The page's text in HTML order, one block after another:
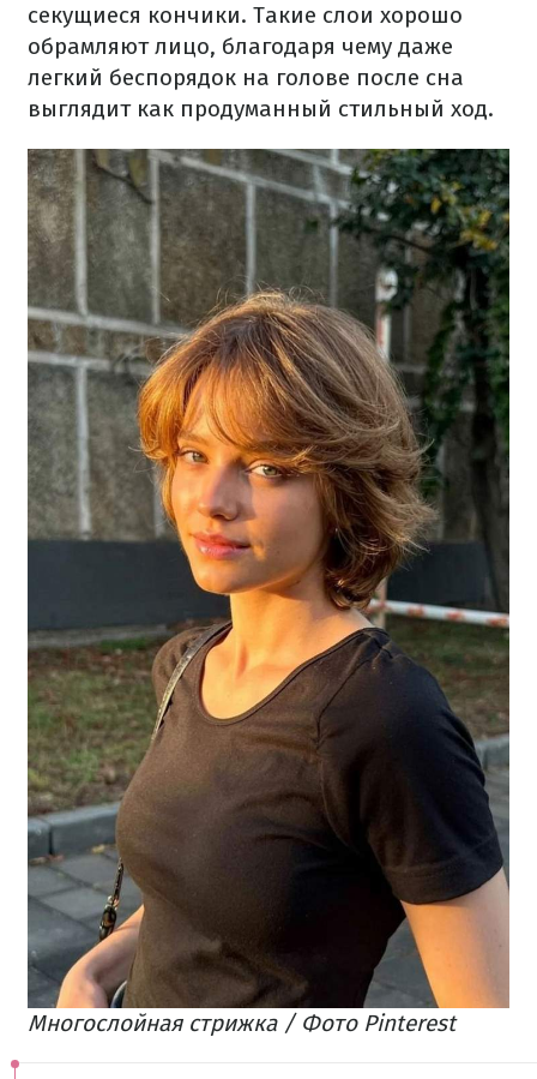
секущиеся кончики. Такие слои хорошо
обрамляют лицо, благодаря чему даже
легкий беспорядок на голове после сна
выглядит как продуманный стильный ход.
Многослойная стрижка / Фото Pinterest